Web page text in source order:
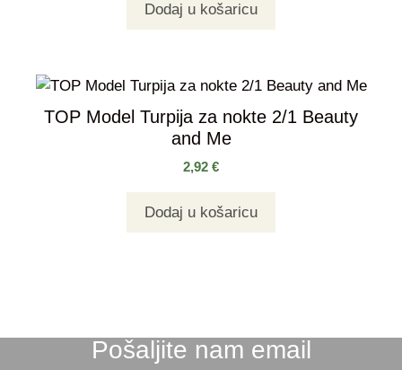
Dodaj u košaricu
TOP Model Turpija za nokte 2/1 Beauty
and Me
2,92 €
Dodaj u košaricu
Pošaljite nam email